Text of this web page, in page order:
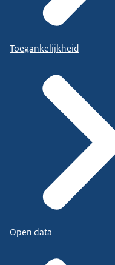
Toegankelijkheid
Open data